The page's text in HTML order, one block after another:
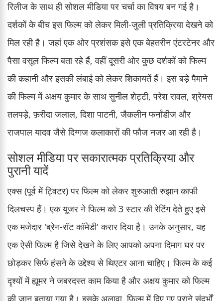
रिलीज के साथ ही सोशल मीडिया पर चर्चा का विषय बन गई है।
दर्शकों के बीच इस फिल्म को लेकर मिली-जुली प्रतिक्रिया देखने को
मिल रही है। जहां एक ओर प्रशंसक इसे एक बेहतरीन एंटरटेनर और
पैसा वसूल फिल्म बता रहे हैं, वहीं दूसरी ओर कुछ दर्शकों को फिल्म
की कहानी और इसकी लंबाई को लेकर शिकायतें हैं। इस बड़े पैमाने
की फिल्म में अक्षय कुमार के साथ सुनील शेट्टी, परेश रावल, श्रेयस
तलपड़े, फ़रीदा जलाल, दिशा पाटनी, जैकलीन फर्नांडीज और
राजपाल यादव जैसे दिग्गज कलाकारों की फौज नजर आ रही है।
सोशल मीडिया पर सकारात्मक प्रतिक्रिया और
पुरानी यादें
एक्स (पूर्व में ट्विटर) पर फिल्म को लेकर शुरुआती रुझान काफी
दिलचस्प हैं। एक यूजर ने फिल्म को 3 स्टार की रेटिंग देते हुए इसे
एक मजेदार 'ब्रेन-रॉट कॉमेडी' करार दिया है। उनके अनुसार, यह
एक ऐसी फिल्म है जिसे देखने के लिए आपको अपना दिमाग घर पर
छोड़कर सिर्फ हंसने के उद्देश्य से थिएटर आना चाहिए। फिल्म के कई
दृश्यों में ह्यूमर ने जबरदस्त काम किया है और अक्षय कुमार को फिल्म
की जान बताया गया है। इसके अलावा, फिल्म में दिए गए पुराने संदर्भों